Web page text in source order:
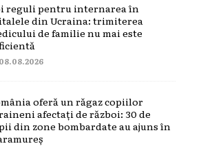
reguli pentru internarea în
din Ucraina: trimiterea
de familie nu mai este
08.08.2026
oferă un răgaz copiilor
afectați de război: 30 de
din zone bombardate au ajuns în